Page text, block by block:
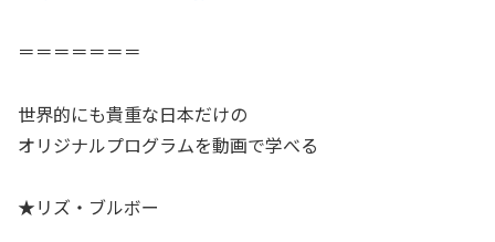
＝＝＝＝＝＝＝
世界的にも貴重な日本だけの
オリジナルプログラムを動画で学べる
★リズ・ブルボー